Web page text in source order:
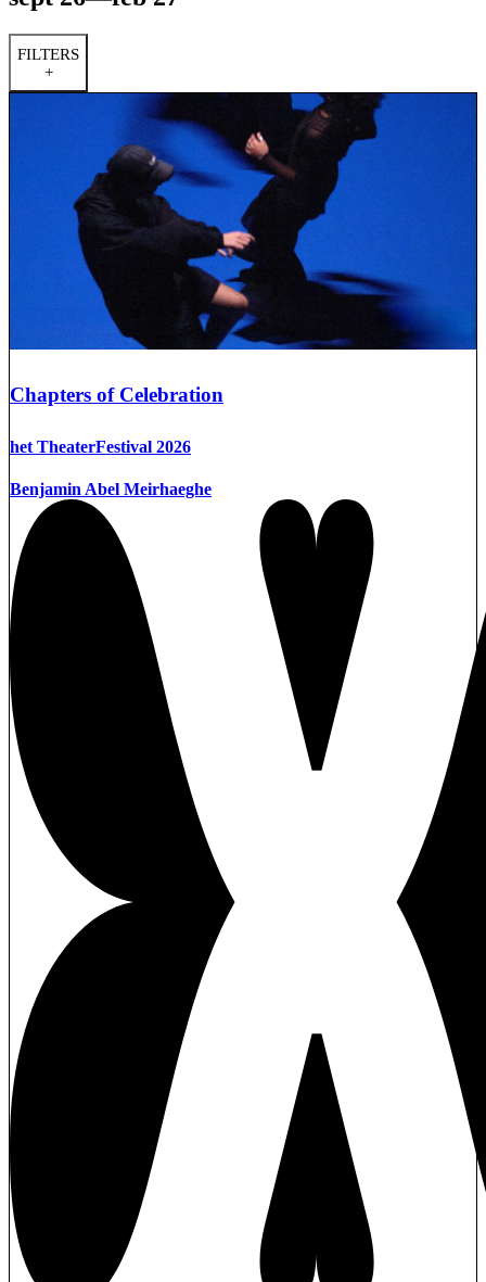
FILTERS
+
Chapters of Celebration
het TheaterFestival 2026
Benjamin Abel Meirhaeghe